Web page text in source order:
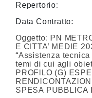
Repertorio:
Data Contratto:
Oggetto: PN
E CITTA’ MEDIE
“Assistenza
temi di cui agli
PROFILO (G)
SPESA PUBBLICA